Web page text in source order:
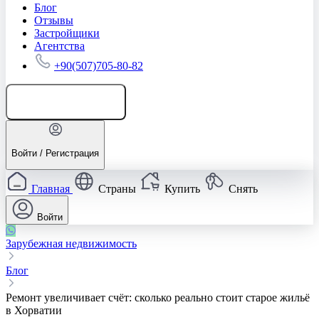
Блог
Отзывы
Застройщики
Агентства
+90(507)705-80-82
Войти / Регистрация
Главная Страны Купить Снять
Войти
Зарубежная недвижимость
Блог
Ремонт увеличивает счёт: сколько реально стоит старое жильё
в Хорватии